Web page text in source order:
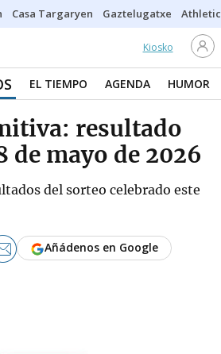
Casa Targaryen Gaztelugatxe Athletic
Kiosko
EL TIEMPO AGENDA HUMOR
resultado
de mayo de 2026
del sorteo celebrado este
Añádenos en Google